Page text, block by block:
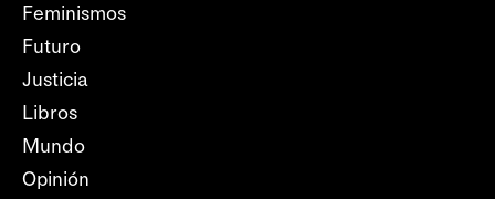
Feminismos
Futuro
Justicia
Libros
Mundo
Opinión